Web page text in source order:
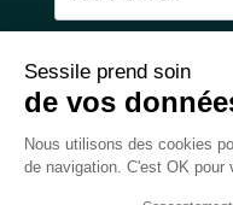
Sessile prend soin
de vos
Nous utilisons des cookies
de navigation. C'est OK pour
Veuillez
ce
champ
4.4 /5 ⭐ | 120